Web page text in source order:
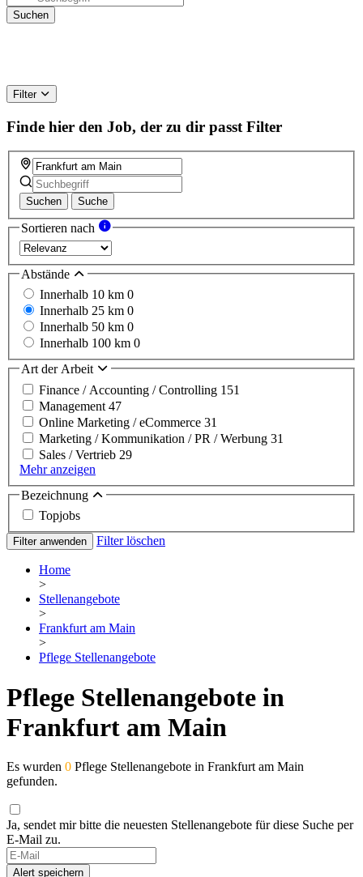
Filter
Finde hier den Job, der zu dir passt Filter
Suchen Suche
Sortieren nach
Abstände
Innerhalb 10 km 0
Innerhalb 25 km 0
Innerhalb 50 km 0
Innerhalb 100 km 0
Art der Arbeit
Finance / Accounting / Controlling 151
Management 47
Online Marketing / eCommerce 31
Marketing / Kommunikation / PR / Werbung 31
Sales / Vertrieb 29
Mehr anzeigen
Bezeichnung
Topjobs
Filter anwenden Filter löschen
Home
>
Stellenangebote
>
Frankfurt am Main
>
Pflege Stellenangebote
Pflege Stellenangebote in
Frankfurt am Main
Es wurden 0 Pflege Stellenangebote in Frankfurt am Main
gefunden.
Ja, sendet mir bitte die neuesten Stellenangebote für diese Suche per
E-Mail zu.
Alert speichern